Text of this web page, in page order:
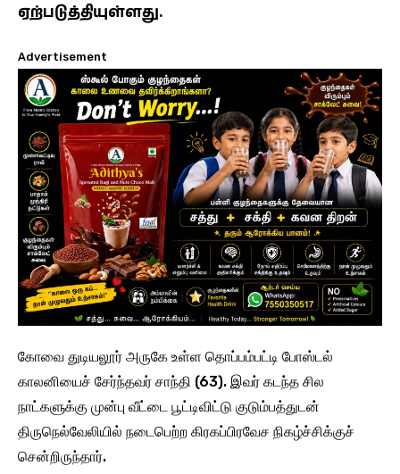
ஏற்படுத்தியுள்ளது.
Advertisement
கோவை துடியலூர் அருகே உள்ள தொப்பம்பட்டி போஸ்டல்
காலனியைச் சேர்ந்தவர் சாந்தி (63). இவர் கடந்த சில
நாட்களுக்கு முன்பு வீட்டை பூட்டிவிட்டு குடும்பத்துடன்
திருநெல்வேலியில் நடைபெற்ற கிரகப்பிரவேச நிகழ்ச்சிக்குச்
சென்றிருந்தார்.